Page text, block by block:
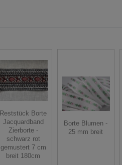
Reststück Borte
Jacquardband
Zierborte -
schwarz rot
gemustert 7 cm
breit 180cm
Borte Blumen -
25 mm breit